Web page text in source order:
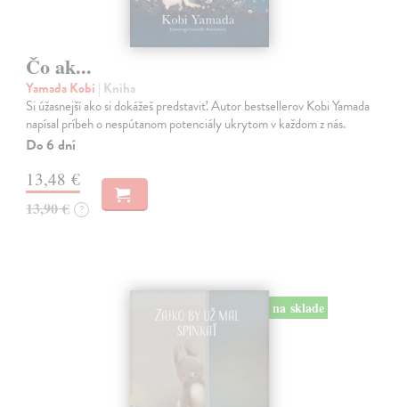
Čo ak...
Yamada Kobi | Kniha
Si úžasnejší ako si dokážeš predstaviť. Autor bestsellerov Kobi Yamada
napísal príbeh o nespútanom potenciály ukrytom v každom z nás.
Do 6 dní
13,48 €
13,90 € ?
na sklade